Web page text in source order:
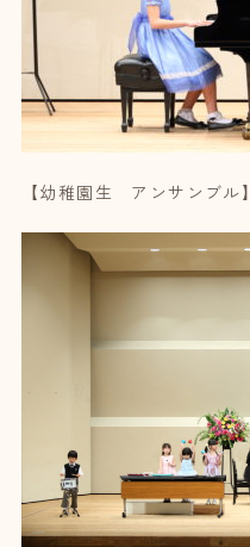
【幼稚園生 アンサンブル】